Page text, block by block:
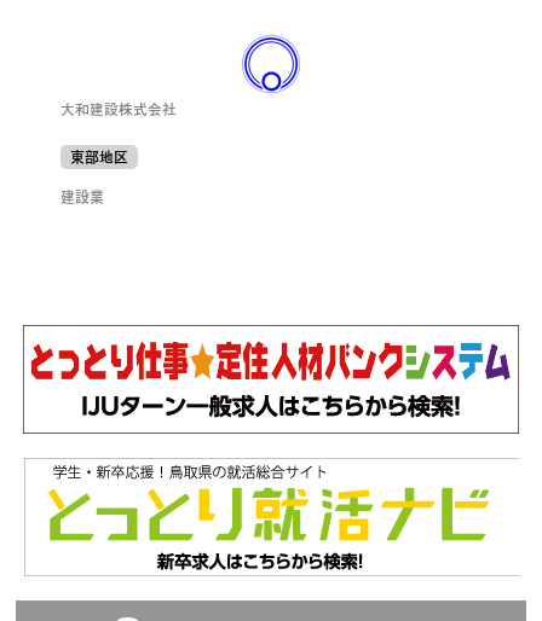
大和建設株式会社
東部地区
建設業